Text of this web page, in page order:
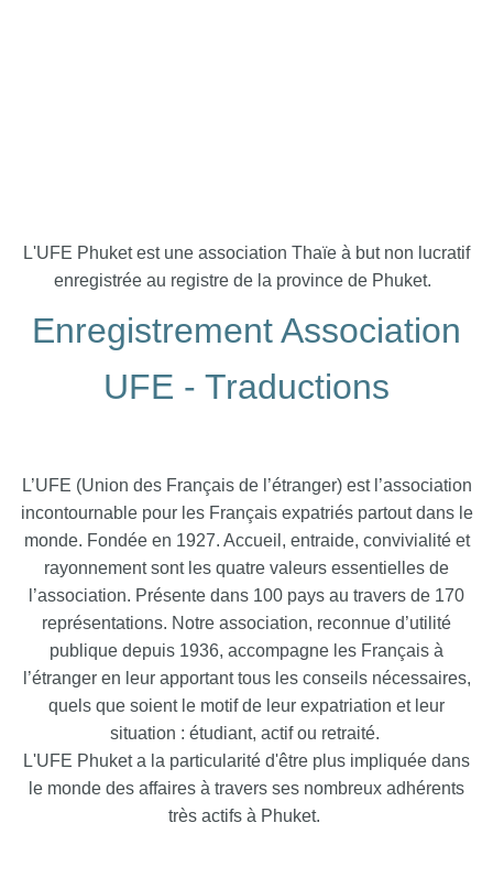
L'UFE Phuket est une association Thaïe à but non lucratif
enregistrée au registre de la province de Phuket.
Enregistrement Association
UFE - Traductions
L’UFE (Union des Français de l’étranger) est l’association
incontournable pour les Français expatriés partout dans le
monde. Fondée en 1927. Accueil, entraide, convivialité et
rayonnement sont les quatre valeurs essentielles de
l’association. Présente dans 100 pays au travers de 170
représentations. Notre association, reconnue d’utilité
publique depuis 1936, accompagne les Français à
l’étranger en leur apportant tous les conseils nécessaires,
quels que soient le motif de leur expatriation et leur
situation : étudiant, actif ou retraité.
L'UFE Phuket a la particularité d'être plus impliquée dans
le monde des affaires à travers ses nombreux adhérents
très actifs à Phuket.